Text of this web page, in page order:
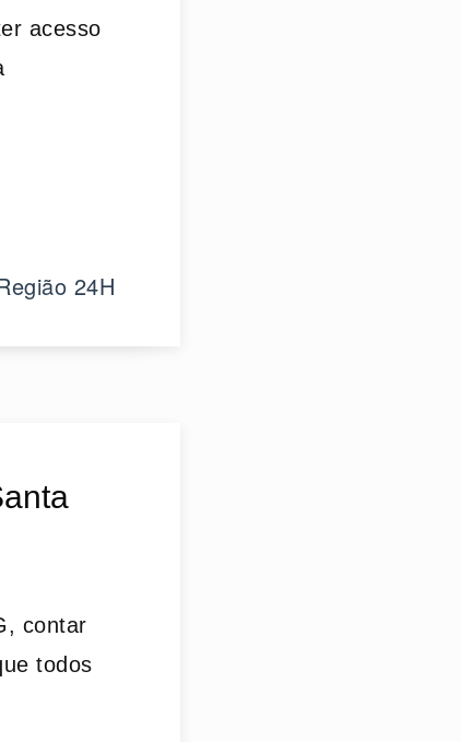
acesso
24H
contar
todos